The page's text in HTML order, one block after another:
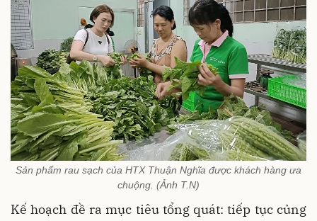
Sản phẩm rau sạch của HTX Thuận Nghĩa được khách hàng ưa
chuộng. (Ảnh T.N)
Kế hoạch đề ra mục tiêu tổng quát: tiếp tục củng